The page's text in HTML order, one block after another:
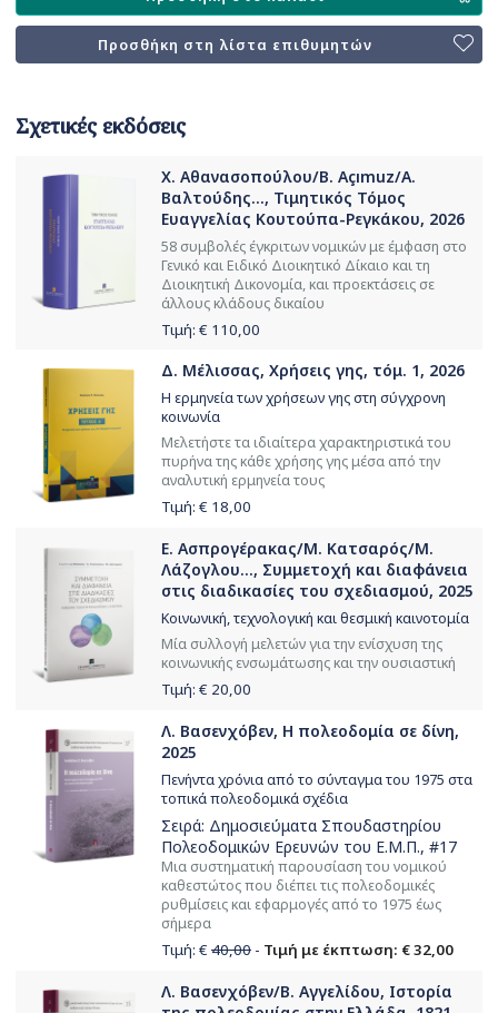
Προσθήκη στη λίστα επιθυμητών
Σχετικές εκδόσεις
Χ. Αθανασοπούλου/B. Açımuz/Α.
Βαλτούδης..., Τιμητικός Τόμος
Ευαγγελίας Κουτούπα-Ρεγκάκου, 2026
58 συμβολές έγκριτων νομικών με έμφαση στο
Γενικό και Ειδικό Διοικητικό Δίκαιο και τη
Διοικητική Δικονομία, και προεκτάσεις σε
άλλους κλάδους δικαίου
Τιμή: € 110,00
Δ. Μέλισσας, Χρήσεις γης, τόμ. 1, 2026
Η ερμηνεία των χρήσεων γης στη σύγχρονη
κοινωνία
Μελετήστε τα ιδιαίτερα χαρακτηριστικά του
πυρήνα της κάθε χρήσης γης μέσα από την
αναλυτική ερμηνεία τους
Τιμή: € 18,00
Ε. Ασπρογέρακας/Μ. Κατσαρός/Μ.
Λάζογλου..., Συμμετοχή και διαφάνεια
στις διαδικασίες του σχεδιασμού, 2025
Κοινωνική, τεχνολογική και θεσμική καινοτομία
Μία συλλογή μελετών για την ενίσχυση της
κοινωνικής ενσωμάτωσης και την ουσιαστική
Τιμή: € 20,00
Λ. Βασενχόβεν, Η πολεοδομία σε δίνη,
2025
Πενήντα χρόνια από το σύνταγμα του 1975 στα
τοπικά πολεοδομικά σχέδια
Σειρά: Δημοσιεύματα Σπουδαστηρίου
Πολεοδομικών Ερευνών του Ε.Μ.Π., #17
Μια συστηματική παρουσίαση του νομικού
καθεστώτος που διέπει τις πολεοδομικές
ρυθμίσεις και εφαρμογές από το 1975 έως
σήμερα
Τιμή: € 40,00 - Τιμή με έκπτωση: € 32,00
Λ. Βασενχόβεν/Β. Αγγελίδου, Ιστορία